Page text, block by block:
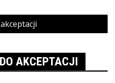
AKCEPTACJI